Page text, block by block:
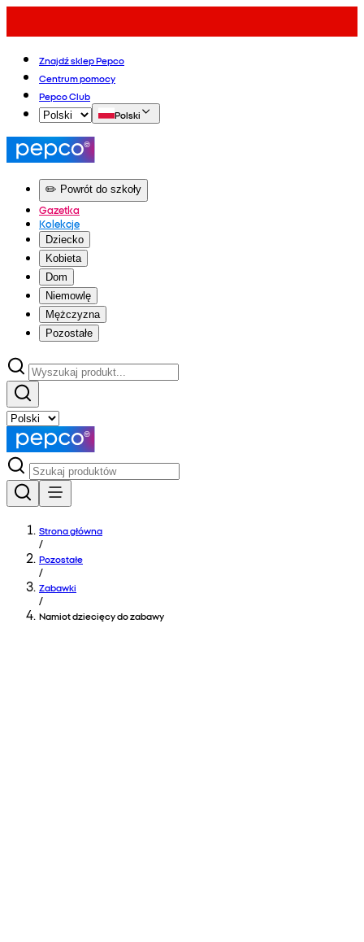
Znajdź sklep Pepco
Centrum pomocy
Pepco Club
Polski
✏️ Powrót do szkoły
Gazetka
Kolekcje
Dziecko
Kobieta
Dom
Niemowlę
Mężczyzna
Pozostałe
Strona główna
/
Pozostałe
/
Zabawki
/
Namiot dziecięcy do zabawy